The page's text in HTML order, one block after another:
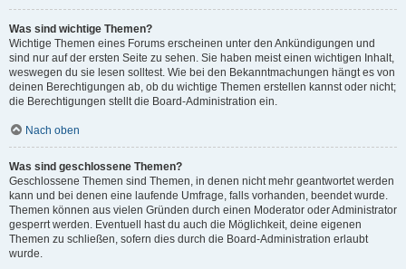
Was sind wichtige Themen?
Wichtige Themen eines Forums erscheinen unter den Ankündigungen und
sind nur auf der ersten Seite zu sehen. Sie haben meist einen wichtigen Inhalt,
weswegen du sie lesen solltest. Wie bei den Bekanntmachungen hängt es von
deinen Berechtigungen ab, ob du wichtige Themen erstellen kannst oder nicht;
die Berechtigungen stellt die Board-Administration ein.
Nach oben
Was sind geschlossene Themen?
Geschlossene Themen sind Themen, in denen nicht mehr geantwortet werden
kann und bei denen eine laufende Umfrage, falls vorhanden, beendet wurde.
Themen können aus vielen Gründen durch einen Moderator oder Administrator
gesperrt werden. Eventuell hast du auch die Möglichkeit, deine eigenen
Themen zu schließen, sofern dies durch die Board-Administration erlaubt
wurde.